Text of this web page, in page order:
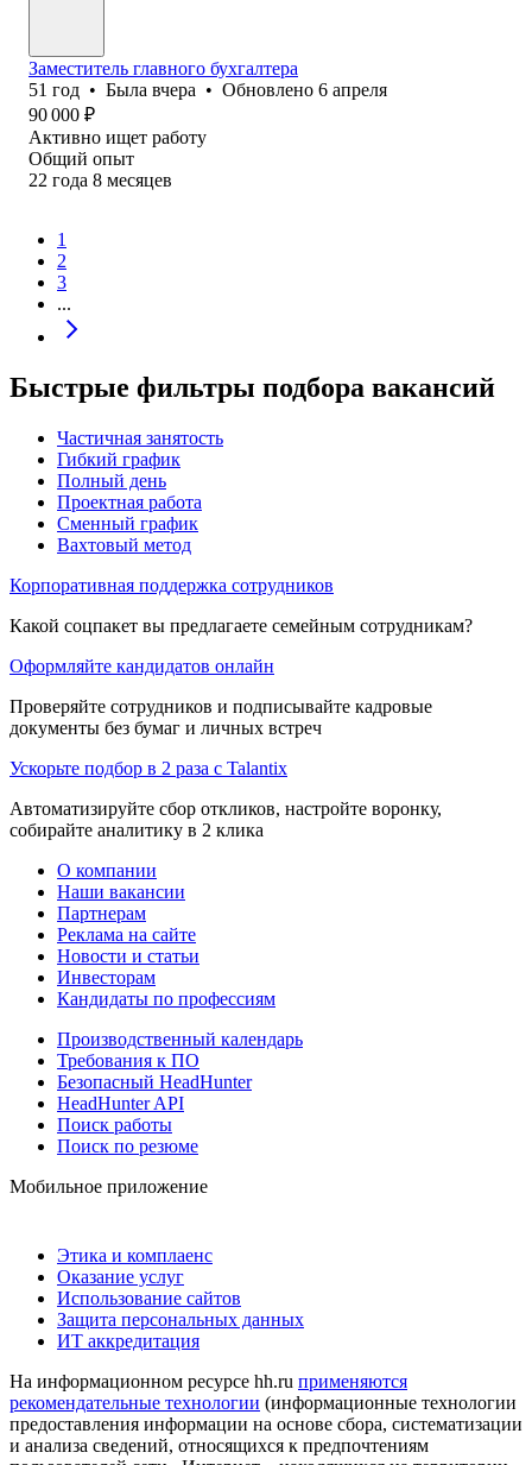
Заместитель главного бухгалтера
51 год • Была вчера • Обновлено 6 апреля
90 000 ₽
Активно ищет работу
Общий опыт
22 года 8 месяцев
1
2
3
...
Быстрые фильтры подбора вакансий
Частичная занятость
Гибкий график
Полный день
Проектная работа
Сменный график
Вахтовый метод
Корпоративная поддержка сотрудников
Какой соцпакет вы предлагаете семейным сотрудникам?
Оформляйте кандидатов онлайн
Проверяйте сотрудников и подписывайте кадровые
документы без бумаг и личных встреч
Ускорьте подбор в 2 раза с Talantix
Автоматизируйте сбор откликов, настройте воронку,
собирайте аналитику в 2 клика
О компании
Наши вакансии
Партнерам
Реклама на сайте
Новости и статьи
Инвесторам
Кандидаты по профессиям
Производственный календарь
Требования к ПО
Безопасный HeadHunter
HeadHunter API
Поиск работы
Поиск по резюме
Мобильное приложение
Этика и комплаенс
Оказание услуг
Использование сайтов
Защита персональных данных
ИТ аккредитация
На информационном ресурсе hh.ru применяются
рекомендательные технологии (информационные технологии
предоставления информации на основе сбора, систематизации
и анализа сведений, относящихся к предпочтениям